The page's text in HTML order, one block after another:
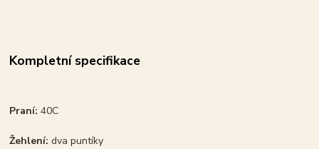
Kompletní specifikace
Praní: 40C
Žehlení: dva puntíky